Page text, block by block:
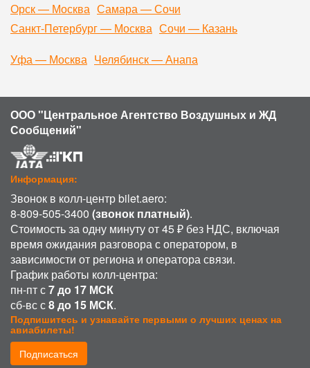
Орск — Москва Самара — Сочи
Санкт-Петербург — Москва Сочи — Казань
Уфа — Москва Челябинск — Анапа
ООО "Центральное Агентство Воздушных и ЖД
Сообщений"
Информация:
Звонок в колл-центр bilet.aero:
8-809-505-3400 (звонок платный).
Стоимость за одну минуту от 45 ₽ без НДС, включая
время ожидания разговора с оператором, в
зависимости от региона и оператора связи.
График работы колл-центра:
пн-пт с7 до 17 МСК
сб-вс с8 до 15 МСК.
Подпишитесь и узнавайте первыми о лучших ценах на
авиабилеты!
Подписаться